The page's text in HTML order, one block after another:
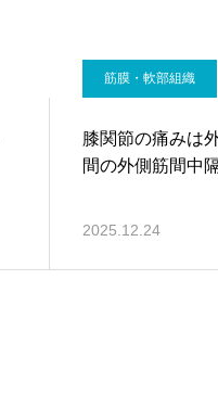
筋膜・軟部組織
膝関節の痛みは
間の外側筋間中
2025.12.24